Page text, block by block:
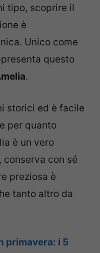
tipo, scoprire il
è
Unico come
questo
.
storici ed è facile
per quanto
è un vero
con sé
preziosa è
tanto altro da
primavera: i 5